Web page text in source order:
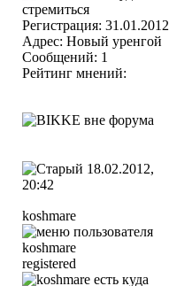
Регистрация: 31.01.2012
Адрес: Новый уренгой
Сообщений: 1
Рейтинг мнений:
18.02.2012,
20:42
koshmare
registered